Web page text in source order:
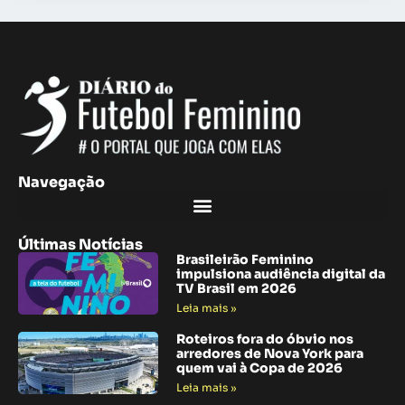
Navegação
Últimas Notícias
Brasileirão Feminino
impulsiona audiência digital da
TV Brasil em 2026
Leia mais »
Roteiros fora do óbvio nos
arredores de Nova York para
quem vai à Copa de 2026
Leia mais »